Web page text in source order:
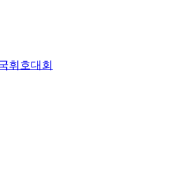
휘호대회